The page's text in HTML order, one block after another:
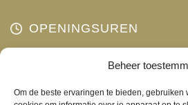
Beheer
Om de beste ervaringen te bieden,
OPENINGSUREN
Gesloten